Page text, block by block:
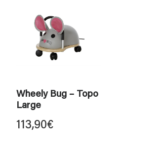
Wheely Bug – Topo
Large
113,90€